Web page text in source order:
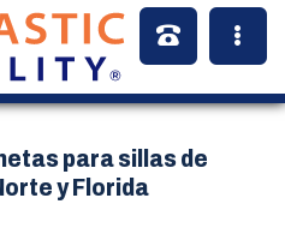
para sillas de
y Florida